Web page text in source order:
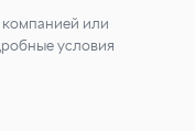
или
условия